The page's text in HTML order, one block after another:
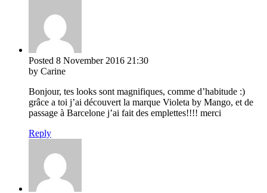
Posted 8 November 2016 21:30
by Carine
Bonjour, tes looks sont magnifiques, comme d’habitude :)
grâce a toi j’ai découvert la marque Violeta by Mango, et de
passage à Barcelone j’ai fait des emplettes!!!! merci
Reply